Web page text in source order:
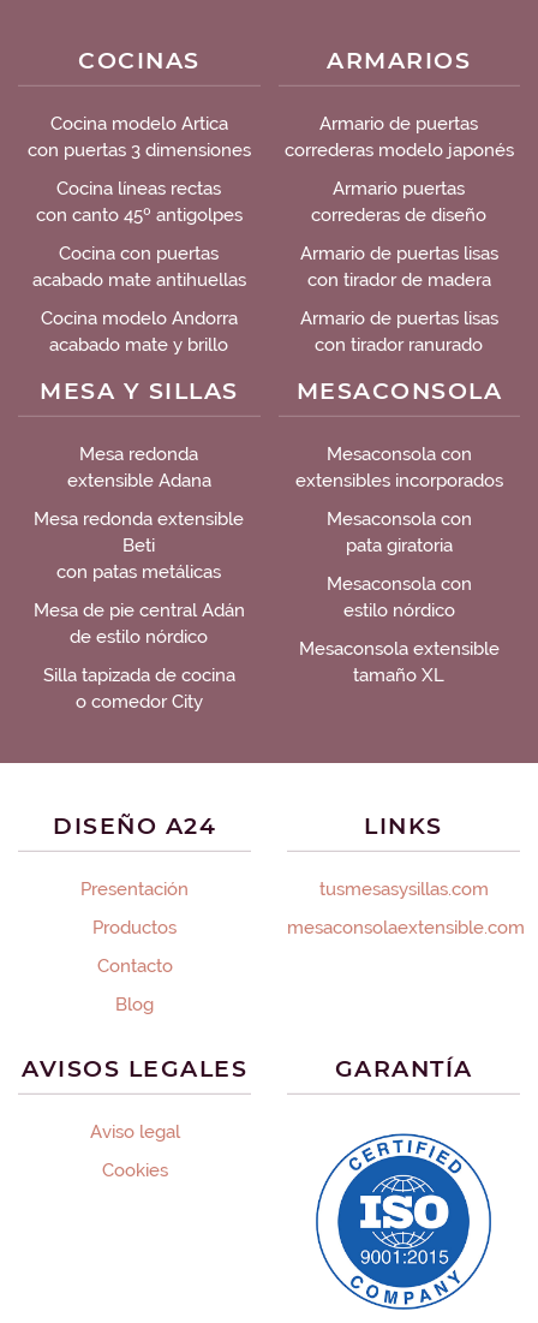
COCINAS
Cocina modelo Artica
con puertas 3 dimensiones
Cocina líneas rectas
con canto 45º antigolpes
Cocina con puertas
acabado mate antihuellas
Cocina modelo Andorra
acabado mate y brillo
ARMARIOS
Armario de puertas
correderas modelo japonés
Armario puertas
correderas de diseño
Armario de puertas lisas
con tirador de madera
Armario de puertas lisas
con tirador ranurado
MESA Y SILLAS
Mesa redonda
extensible Adana
Mesa redonda extensible
Beti
con patas metálicas
Mesa de pie central Adán
de estilo nórdico
Silla tapizada de cocina
o comedor City
MESACONSOLA
Mesaconsola con
extensibles incorporados
Mesaconsola con
pata giratoria
Mesaconsola con
estilo nórdico
Mesaconsola extensible
tamaño XL
DISEÑO A24
Presentación
Productos
Contacto
Blog
LINKS
tusmesasysillas.com
mesaconsolaextensible.com
AVISOS LEGALES
Aviso legal
Cookies
GARANTÍA